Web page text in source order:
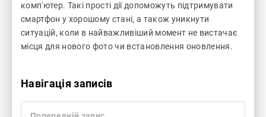
комп'ютер. Такі прості дії допоможуть підтримувати
смартфон у хорошому стані, а також уникнути
ситуацій, коли в найважливіший момент не вистачає
місця для нового фото чи встановлення оновлення.
Навігація записів